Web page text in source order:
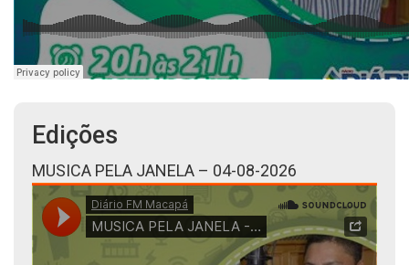
Edições
MUSICA PELA JANELA – 04-08-2026